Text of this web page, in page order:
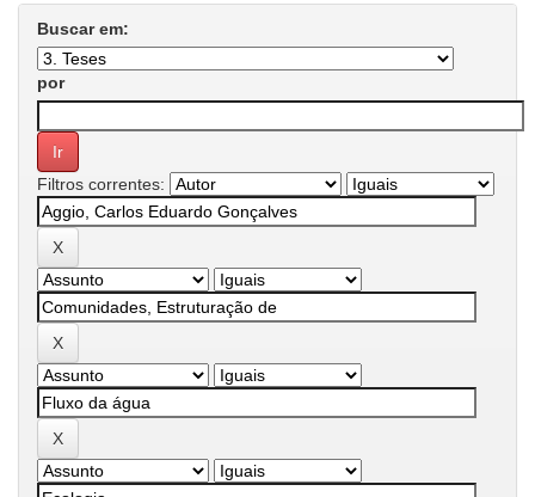
Buscar em:
por
Filtros correntes: